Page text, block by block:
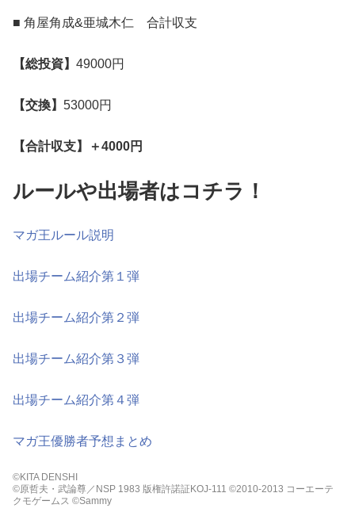
■ 角屋角成&亜城木仁 合計収支
【総投資】 49000円
【交換】 53000円
【合計収支】＋4000円
ルールや出場者はコチラ！
マガ王ルール説明
出場チーム紹介第１弾
出場チーム紹介第２弾
出場チーム紹介第３弾
出場チーム紹介第４弾
マガ王優勝者予想まとめ
©KITA DENSHI
©原哲夫・武論尊／NSP 1983 版権許諾証KOJ-111 ©2010-2013 コーエーテ
クモゲームス ©Sammy